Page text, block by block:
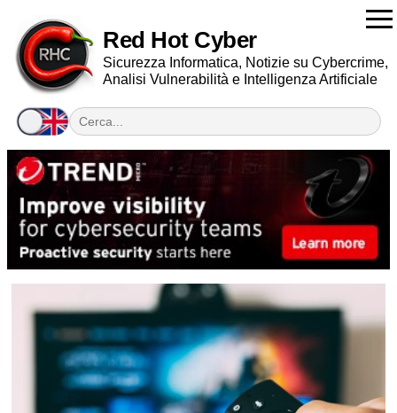
Red Hot Cyber
Sicurezza Informatica, Notizie su Cybercrime,
Analisi Vulnerabilità e Intelligenza Artificiale